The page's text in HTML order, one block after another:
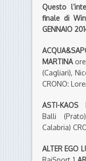
Questo
finale di
GENNAIO
MARTINA
(Cagliari),
CRONO:
ASTI-KAOS
Balli
Calabria)
ALTER EGO